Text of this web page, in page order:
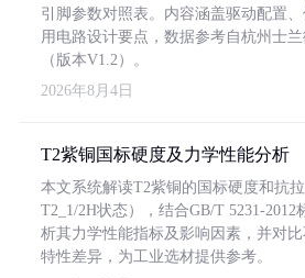
引脚参数对照表。内容涵盖驱动配置
用电路设计要点，数据参考自杭州士
（版本V1.2）。
2026年8月4日
T2紫铜国标硬度及力学性能分析
本文系统解读T2紫铜的国标硬度和抗
T2_1/2H状态），结合GB/T 5231-2012
析其力学性能指标及影响因素，并对
特性差异，为工业选材提供参考。